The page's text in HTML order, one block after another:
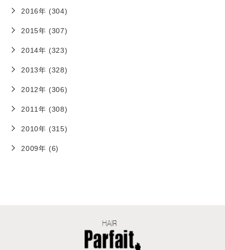
2016年 (304)
2015年 (307)
2014年 (323)
2013年 (328)
2012年 (306)
2011年 (308)
2010年 (315)
2009年 (6)